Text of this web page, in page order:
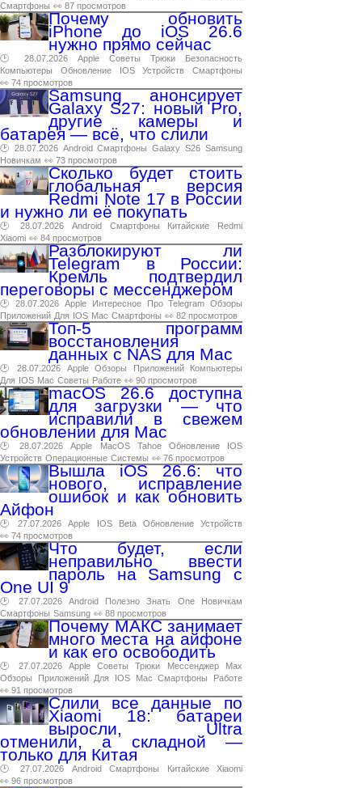
Смартфоны 👀 87 просмотров
Почему обновить
iPhone до iOS 26.6
нужно прямо сейчас
🕑 28.07.2026 Apple Советы Трюки
Безопасность
Компьютеры
Обновление IOS Устройств
Смартфоны
👀 74 просмотров
Samsung анонсирует
Galaxy S27: новый Pro,
другие камеры и
батарея — всё, что слили
🕑 28.07.2026 Android Смартфоны Galaxy S26 Samsung
Новичкам 👀 73 просмотров
Сколько будет стоить
глобальная версия
Redmi Note 17 в России
и нужно ли её покупать
🕑 28.07.2026 Android Смартфоны Китайские
Redmi
Xiaomi 👀 84 просмотров
Разблокируют ли
Telegram в России:
Кремль подтвердил
переговоры с мессенджером
🕑 28.07.2026 Apple Интересное Про Telegram Обзоры
Приложений Для IOS Mac Смартфоны 👀 82 просмотров
Топ-5 программ
восстановления
данных с NAS для Mac
🕑 28.07.2026 Apple Обзоры Приложений
Компьютеры
Для IOS Mac Советы Работе 👀 90 просмотров
macOS 26.6 доступна
для загрузки — что
исправили в свежем
обновлении для Mac
🕑 28.07.2026 Apple MacOS Tahoe Обновление
IOS
Устройств Операционные Системы 👀 76 просмотров
Вышла iOS 26.6: что
нового, исправление
ошибок и как обновить
Айфон
🕑 27.07.2026 Apple IOS Beta Обновление
Устройств
👀 74 просмотров
Что будет, если
неправильно ввести
пароль на Samsung с
One UI 9
🕑 27.07.2026 Android Полезно Знать One
Новичкам
Смартфоны Samsung 👀 88 просмотров
Почему МАКС занимает
много места на айфоне
и как его освободить
🕑 27.07.2026 Apple Советы Трюки Мессенджер
Max
Обзоры
Приложений Для IOS Mac Смартфоны
Работе
👀 91 просмотров
Слили все данные по
Xiaomi 18: батареи
выросли, Ultra
отменили, а складной —
только для Китая
🕑 27.07.2026 Android Смартфоны Китайские
Xiaomi
👀 96 просмотров